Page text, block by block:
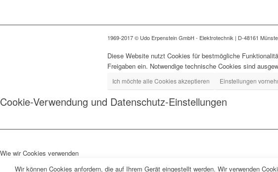
1969-2017 © Udo Erpenstein GmbH - Elektrotechnik | D-48161
Diese Website nutzt Cookies für bestmögliche
Freigaben ein. Notwendige technische Cookies sind
Ich möchte alle Cookies akzeptieren Einstellungen
Cookie-Verwendung und Datenschutz-Einstellungen
Wie wir Cookies verwenden
Wir können Cookies anfordern, die auf Ihrem Gerät eingestellt werden. Wir verwenden